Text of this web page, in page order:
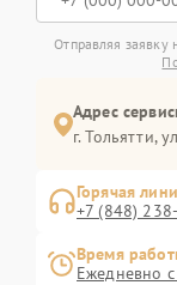
Отправляя заявку
Адрес
г. Тольятти,
Горячая
+7 (848)
Время
Ежедневно